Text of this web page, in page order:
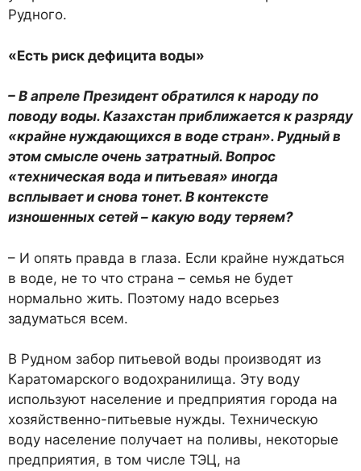
Рудного.
«Есть риск дефицита воды»
– В апреле Президент обратился к народу по
поводу воды. Казахстан приближается к разряду
«крайне нуждающихся в воде стран». Рудный в
этом смысле очень затратный. Вопрос
«техническая вода и питьевая» иногда
всплывает и снова тонет. В контексте
изношенных сетей – какую воду теряем?
– И опять правда в глаза. Если крайне нуждаться
в воде, не то что страна – семья не будет
нормально жить. Поэтому надо всерьез
задуматься всем.
В Рудном забор питьевой воды производят из
Каратомарского водохранилища. Эту воду
используют население и предприятия города на
хозяйственно-питьевые нужды. Техническую
воду население получает на поливы, некоторые
предприятия, в том числе ТЭЦ, на